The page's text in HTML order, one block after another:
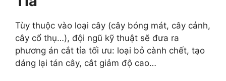
Tùy thuộc vào loại cây (cây bóng mát, cây cảnh,
cây cổ thụ…), đội ngũ kỹ thuật sẽ đưa ra
phương án cắt tỉa tối ưu: loại bỏ cành chết, tạo
dáng lại tán cây, cắt giảm độ cao…